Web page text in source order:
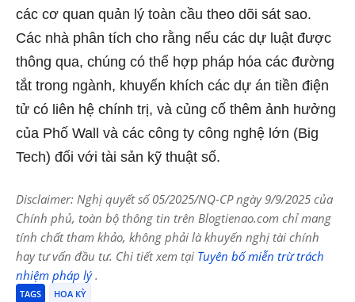
các cơ quan quản lý toàn cầu theo dõi sát sao.
Các nhà phân tích cho rằng nếu các dự luật được
thông qua, chúng có thể hợp pháp hóa các đường
tắt trong ngành, khuyến khích các dự án tiền điện
tử có liên hệ chính trị, và củng cố thêm ảnh hưởng
của Phố Wall và các công ty công nghệ lớn (Big
Tech) đối với tài sản kỹ thuật số.
Disclaimer: Nghị quyết số 05/2025/NQ-CP ngày 9/9/2025 của
Chính phủ, toàn bộ thông tin trên Blogtienao.com chỉ mang
tính chất tham khảo, không phải là khuyến nghị tài chính
hay tư vấn đầu tư. Chi tiết xem tại Tuyên bố miễn trừ trách
nhiệm pháp lý.
TAGS HOA KỲ